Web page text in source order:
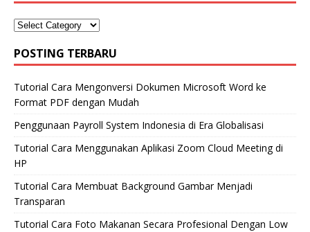
POSTING TERBARU
Tutorial Cara Mengonversi Dokumen Microsoft Word ke
Format PDF dengan Mudah
Penggunaan Payroll System Indonesia di Era Globalisasi
Tutorial Cara Menggunakan Aplikasi Zoom Cloud Meeting di
HP
Tutorial Cara Membuat Background Gambar Menjadi
Transparan
Tutorial Cara Foto Makanan Secara Profesional Dengan Low